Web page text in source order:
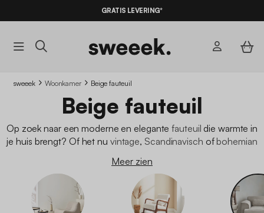
AANBIEDINGEN*MET DE
sweeek Woonkamer Beige fauteuil
Beige fauteuil
Op zoek naar een moderne en elegantefauteuil die warmte in
je huis brengt? Of het nu vintage, Scandinavisch of bohemian
bij verschillende woonstijlen. Ontdek onze selectie beige
fauteuils en vind het model dat je interieur zal verfraaien.
Meer zien